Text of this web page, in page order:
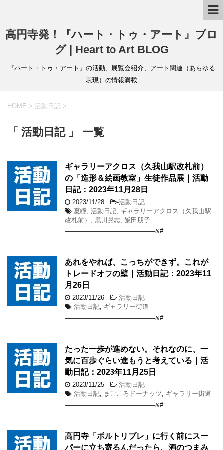
高円寺発！『ハート・トゥ・アート』ブロ
グ | Heart to Art BLOG
『ハート・トゥ・アート』の活動、展覧会紹介、アート関連（あらゆる
表現）の情報満載
HOME > 活動日記 >
「 活動日記 」 一覧
ギャラリーアクロス（久我山駅改札前）
の「造形＆絵画教室」生徒作品展｜活動
日記：2023年11月28日
2023/11/28 -活動日記
夏瞳 活動日記 ギャラリーアクロス（久我山駅
改札前）
黒川晃志 飯田朋子
——————————————&# …
あれをやれば、こっちができず。これが
トレードオフの壁｜活動日記：2023年11
月26日
2023/11/26 -活動日記
活動日記 ギャラリー街道
——————————————&# …
たった一歩が進めない。それなのに、一
気に百歩ぐらい進もうと考えている｜活
動日記：2023年11月25日
2023/11/25 -活動日記
活動日記
まごころドーナッツ
ギャラリー街道
——————————————&# …
高円寺「ポルトリブレ」に行く前にスー
パーに立ち寄るんだったら、酒のつまみ